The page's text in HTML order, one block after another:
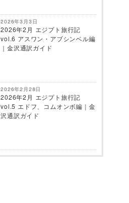
2026年3月3日
2026年2月 エジプト旅行記
vol.6 アスワン・アブシンベル編
｜金沢通訳ガイド
2026年2月28日
2026年2月 エジプト旅行記
vol.5 エドフ、コムオンボ編｜金
沢通訳ガイド